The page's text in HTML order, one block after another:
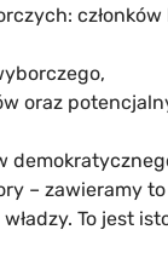
oraz
– zawieramy
To jest